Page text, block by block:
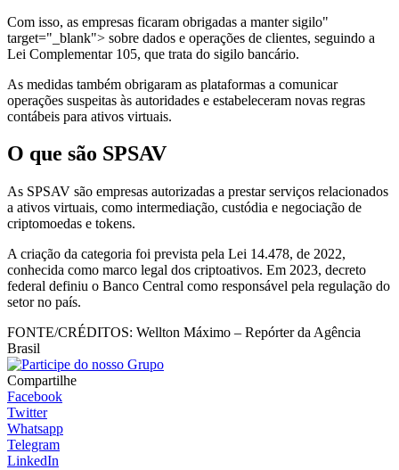
Com isso, as empresas ficaram obrigadas a manter sigilo"
target="_blank"> sobre dados e operações de clientes, seguindo a
Lei Complementar 105, que trata do sigilo bancário.
As medidas também obrigaram as plataformas a comunicar
operações suspeitas às autoridades e estabeleceram novas regras
contábeis para ativos virtuais.
O que são SPSAV
As SPSAV são empresas autorizadas a prestar serviços relacionados
a ativos virtuais, como intermediação, custódia e negociação de
criptomoedas e tokens.
A criação da categoria foi prevista pela Lei 14.478, de 2022,
conhecida como marco legal dos criptoativos. Em 2023, decreto
federal definiu o Banco Central como responsável pela regulação do
setor no país.
FONTE/CRÉDITOS: Wellton Máximo – Repórter da Agência
Brasil
Compartilhe
Facebook
Twitter
Whatsapp
Telegram
LinkedIn